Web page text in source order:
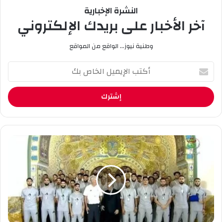
النشرة الإخبارية
آخر الأخبار على بريدك الإلكتروني
وطنية نيوز... الواقع من المواقع
أ
ب
ل
إ
خ
ا
س
ت
ب